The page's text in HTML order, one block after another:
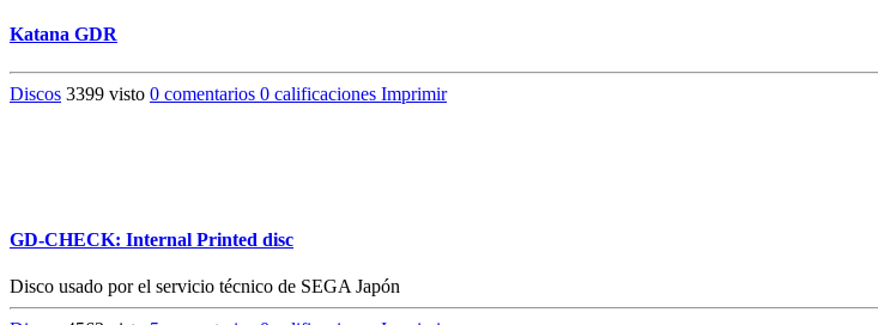
Katana GDR
Discos 3399 visto 0 comentarios 0 calificaciones Imprimir
GD-CHECK: Internal Printed disc
Disco usado por el servicio técnico de SEGA Japón